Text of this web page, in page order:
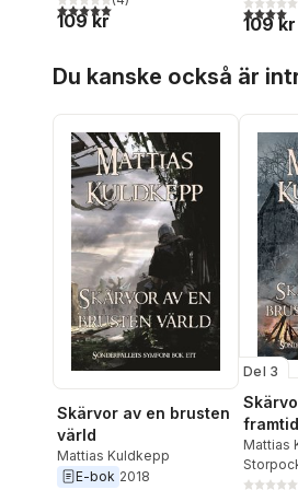
5,0utav 5 stjärnor. Totalt antal röster:
109 kr
4,0utav
109 kr
Du kanske också är
Skärvor av en brusten
värld
Mattias Kuldkepp
E-bok 2018
Del 3
framtid
Mattias